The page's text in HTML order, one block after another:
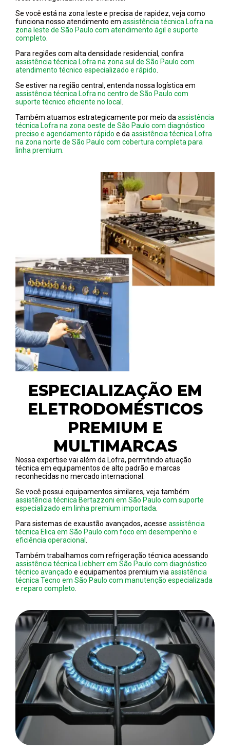
Se você está na zona leste e precisa de rapidez, veja como
funciona nosso atendimento em assistência técnica Lofra na
zona leste de São Paulo com atendimento ágil e suporte
completo
Para regiões com alta densidade residencial, confira
assistência técnica Lofra na zona sul de São Paulo com
atendimento técnico especializado e rápido
Se estiver na região central, entenda nossa logística em
assistência técnica Lofra no centro de São Paulo com
suporte técnico eficiente no local
Também atuamos estrategicamente por meio da assistência
técnica Lofra na zona oeste de São Paulo com diagnóstico
preciso e agendamento rápido e da assistência técnica Lofra
na zona norte de São Paulo com cobertura completa para
linha premium.
ESPECIALIZAÇÃO EM
ELETRODOMÉSTICOS
PREMIUM E
MULTIMARCAS
Nossa expertise vai além da Lofra, permitindo atuação
técnica em equipamentos de alto padrão e marcas
reconhecidas no mercado internacional.
Se você possui equipamentos similares, veja também
assistência técnica Bertazzoni em São Paulo com suporte
especializado em linha premium importada
Para sistemas de exaustão avançados, acesse assistência
técnica Elica em São Paulo com foco em desempenho e
eficiência operacional
Também trabalhamos com refrigeração técnica acessando
assistência técnica Liebherr em São Paulo com diagnóstico
técnico avançado e equipamentos premium via assistência
técnica Tecno em São Paulo com manutenção especializada
e reparo completo